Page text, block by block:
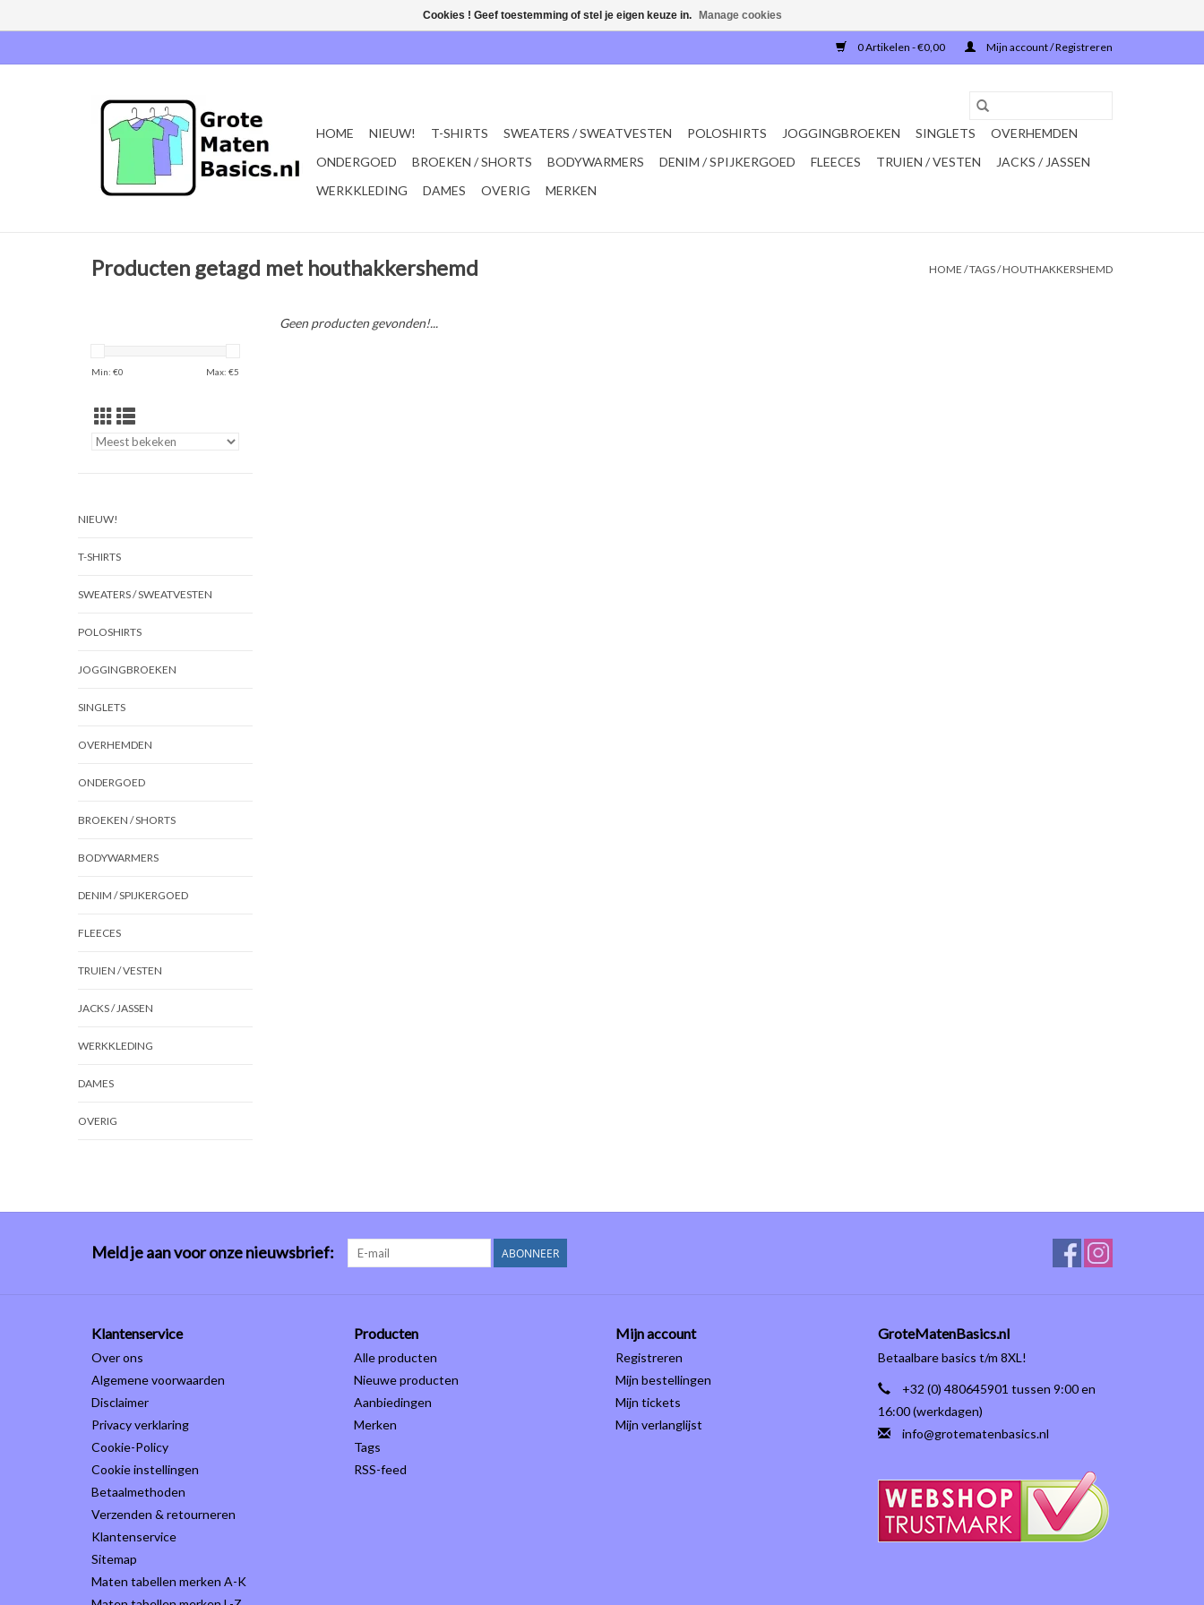
0 Artikelen - €0,00 Mijn account / Registreren
HOME NIEUW! T-SHIRTS SWEATERS / SWEATVESTEN POLOSHIRTS JOGGINGBROEKEN SINGLETS
OVERHEMDEN
ONDERGOED
BROEKEN / SHORTS BODYWARMERS DENIM / SPIJKERGOED FLEECES TRUIEN / VESTEN
JACKS / JASSEN
WERKKLEDING
DAMES OVERIG MERKEN
Producten getagd met houthakkershemd HOME /TAGS/HOUTHAKKERSHEMD
Min: €0 Max: €5
NIEUW!
T-SHIRTS
SWEATERS / SWEATVESTEN
POLOSHIRTS
JOGGINGBROEKEN
SINGLETS
OVERHEMDEN
ONDERGOED
BROEKEN / SHORTS
BODYWARMERS
DENIM / SPIJKERGOED
FLEECES
TRUIEN / VESTEN
JACKS / JASSEN
WERKKLEDING
DAMES
OVERIG
Geen producten gevonden!...
Meld je aan voor onze nieuwsbrief: ABONNEER
Klantenservice
Over ons
Algemene voorwaarden
Disclaimer
Privacy verklaring
Cookie-Policy
Cookie instellingen
Betaalmethoden
Verzenden & retourneren
Klantenservice
Sitemap
Maten tabellen merken A-K
Producten
Alle producten
Nieuwe producten
Aanbiedingen
Merken
Tags
RSS-feed
Mijn account
Registreren
Mijn bestellingen
Mijn tickets
Mijn verlanglijst
GroteMatenBasics.nl
Betaalbare basics t/m 8XL!
+32 (0) 480645901 tussen 9:00 en
16:00 (werkdagen)
info@grotematenbasics.nl
Cookies ! Geef toestemming of stel je eigen keuze in. Manage cookies